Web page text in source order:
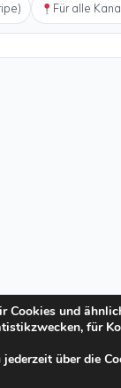
Für alle
Cookies und
für
über die